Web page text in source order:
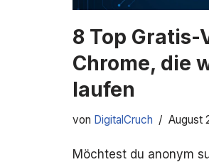
8 Top Gratis-
Chrome, die
laufen
von DigitalCruch August
Möchtest du anonym